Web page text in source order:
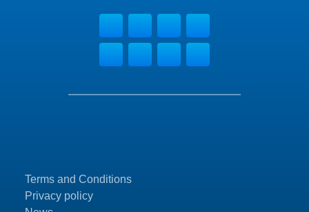
Terms and Conditions
Privacy policy